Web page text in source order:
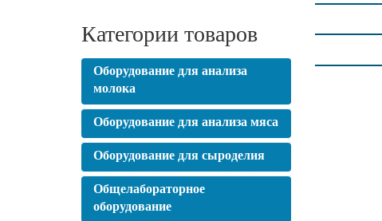
Категории товаров
Оборудование для анализа
молока
Оборудование для анализа мяса
Оборудование для сыроделия
Общелабораторное
оборудование